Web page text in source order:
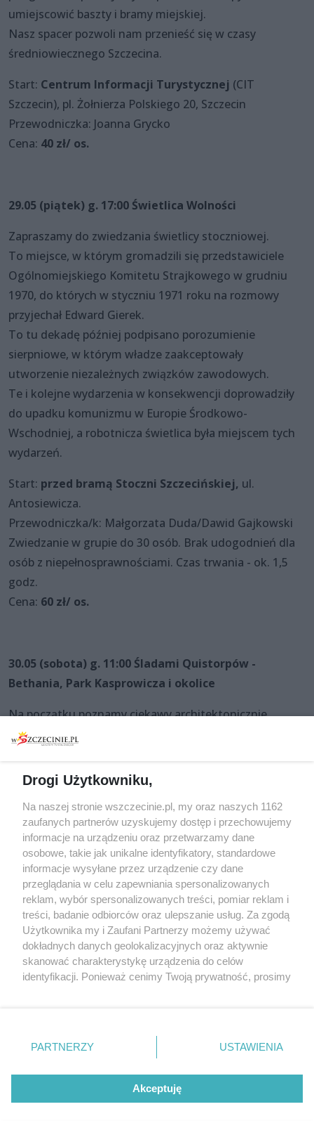
umiejscowić baszty i bramy miejskiej.
Nasz spacer pozwoli nam przenieść się w czasy
średniowiecznego Szczecina.
Start: Centrum Informacji Turystycznej (CIT
Szczecin), pl. Żołnierza Polskiego 20, Szczecin
Przewodniczka: Joanna Grycko
Cena: 40 zł/ os.
29.05 (piątek) g. 17:00 Świetlica Wolności
Zapraszamy do zwiedzania świetlicy stoczniowej.
To miejsce, w którym gromadzili się przedstawiciele
Ogólnomiejskiego Komitetu Strajkowego w grudniu
1970, do których w styczniu 1971 roku na rozmowy
przyjechał Edward Gierek.
To tu dekadę później podpisano porozumienie
sierpniowe, w którym władze zaakceptowały
utworzenie niezależnych związków zawodowych.
Te i kolejne wydarzenia w konsekwencji doprowadziły
do upadku komunizmu w Europie Środkowo-
Wschodniej, a robotnicza świetlica była miejscem tych
wydarzeń.
Start: przed bramą Stoczni Szczecińskiej, ul.
Antosiewicza.
Przewodniczka/k: Małgorzata Duda/Dawid Gajkowski
Zwiedzanie w grupie do 30 osób. Brak udogodnień dla
osób z niepełnosprawnościami. Czas trwania - ok. 1,5
godz.
Cena: 60 zł/ os.
30.05 (sobota) g. 11:00 Śladami Quistorpów -
Bethania, Park Kasprowicza i okolice
Na początku poznamy ciekawy architektonicznie
budynek kościoła p.w. św. Rodziny zaprojektowany
Następnie udamy się pod budynek dawnego pogotowia
przy Alei Wojska Polskiego w której mieszkał Johannes
Quistorp.
Następnym punktem spaceru będzie teren dawnego
zakładu Bethania, gdzie poznamy historię tego miejsca.
Na terenie dawnej Bethani odtworzono miejsca
spoczynku Johannesa i Martina oraz członków ich
rodziny.
Następnymi punktami będą: Jasne Błonia dawniej
(Qusitorp Aue), Park Kasprowicza (dawny Quistorp
Park).
Korony Polskiej
Przewodnik: Michał Kowgier
Cena:40 zł/ os.
Drogi Użytkowniku,
Na naszej stronie wszczecinie.pl, my oraz naszych 1162
zaufanych partnerów uzyskujemy dostęp i przechowujemy
informacje na urządzeniu oraz przetwarzamy dane
osobowe, takie jak unikalne identyfikatory, standardowe
informacje wysyłane przez urządzenie czy dane
przeglądania w celu zapewniania spersonalizowanych
reklam, wybór spersonalizowanych treści, pomiar reklam i
treści, badanie odbiorców oraz ulepszanie usług. Za zgodą
Użytkownika my i Zaufani Partnerzy możemy używać
dokładnych danych geolokalizacyjnych oraz aktywnie
skanować charakterystykę urządzenia do celów
identyfikacji. Ponieważ cenimy Twoją prywatność, prosimy
prywatności znajdujący się w lewym dolnym rogu strony
. Niektóre rodzaje przetwarzania danych nie wymagają
takiemu przetwarzaniu. Preferencje będą miały
zastosowania tylko na tej witrynie.
PARTNERZY USTAWIENIA
Akceptuję